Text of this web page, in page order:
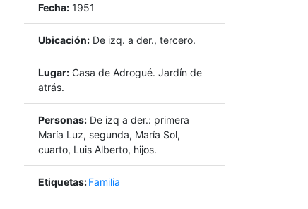
Fecha: 1951
Ubicación: De izq. a der., tercero.
Lugar: Casa de Adrogué. Jardín de
atrás.
Personas: De izq a der.: primera
María Luz, segunda, María Sol,
cuarto, Luis Alberto, hijos.
Etiquetas:Familia